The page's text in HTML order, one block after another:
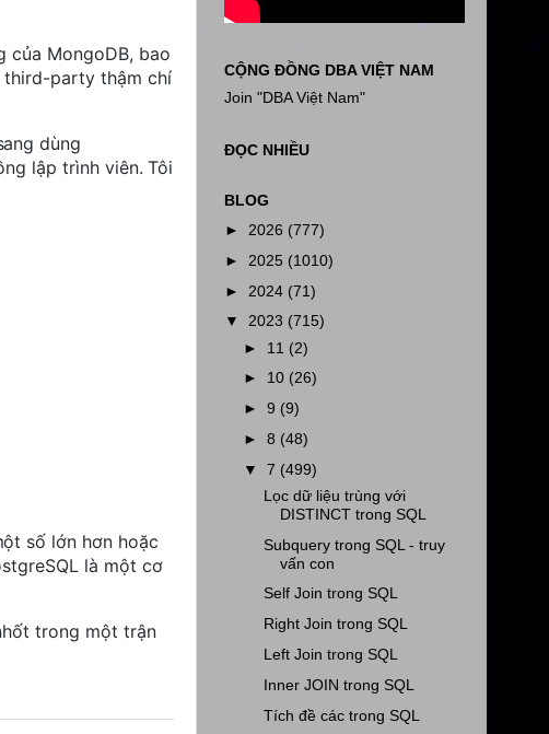
của MongoDB, bao
third-party thậm chí
dùng
lập trình viên. Tôi
số lớn hơn hoặc
là một cơ
trong một trận
CỘNG ĐỒNG DBA VIỆT NAM
Join "DBA Việt Nam"
ĐỌC NHIỀU
BLOG
► 2026 (777)
► 2025 (1010)
► 2024 (71)
▼ 2023 (715)
► 11 (2)
► 10 (26)
►9 (9)
►8 (48)
▼7 (499)
Lọc dữ liệu trùng với
DISTINCT trong SQL
Subquery trong SQL - truy
vấn con
Self Join trong SQL
Right Join trong SQL
Left Join trong SQL
Inner JOIN trong SQL
Tích đề các trong SQL